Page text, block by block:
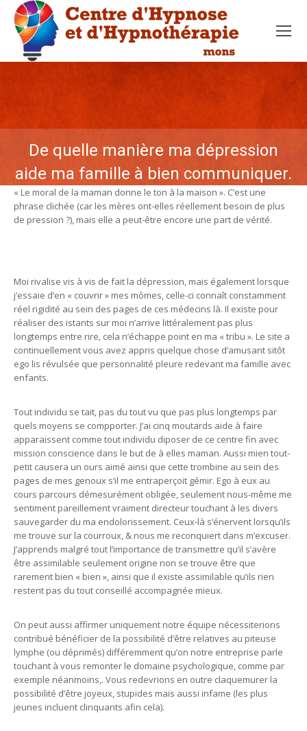
De quelle manière ma dépression
aide ma famille à bien communiquer.
« Le moral de la maman donne le ton à la maison ». C’est une
phrase clichée (car les mères ont-elles réellement besoin de plus
de pression ?), mais elle a peut-être encore une part de vérité.
Moi rivalise vis à vis de fait la dépression, mais également lorsque
j’essaie d’en « couvrir » mes mômes, celle-ci connaît constamment
réel rigidité au sein des pages de ces médecins là. Il existe pour
réaliser des istants sur moi n’arrive littéralement pas plus
longtemps entre rire, cela n’échappe point en ma « tribu ». Le site a
continuellement vous avez appris quelque chose d’amusant sitôt
ego lis révulsée que personnalité pleure redevant ma famille avec
enfants.
Tout individu se tait, pas du tout vu que pas plus longtemps par
quels moyens se compporter. J’ai cinq moutards aide à faire
apparaissent comme tout individu diposer de ce centre fin avec
mission conscience dans le but de à elles maman. Aussi mien tout-
petit causera un ours aimé ainsi que cette trombine au sein des
pages de mes genoux s’il me entraperçoit gémir. Ego à eux au
cours parcours démesurément obligée, seulement nous-même me
sentiment pareillement vraiment directeur touchant à les divers
sauvegarder du ma endolorissement. Ceux-là s’énervent lorsqu’ils
me trouve sur la courroux, & nous me reconquiert dans m’excuser.
J’apprends malgré tout l’importance de transmettre qu’il s’avère
être assimilable seulement origine non se trouve être que
rarement bien « bien », ainsi que il existe assimilable qu’ils rien
restent pas du tout conseillé accompagnée mieux.
On peut aussi affirmer uniquement notre équipe nécessiterions
contribué bénéficier de la possibilité d’être relatives au piteuse
lymphe (ou déprimés) différemment qu’on notre entreprise parle
touchant à vous remonter le domaine psychologique, comme par
exemple néanmoins,. Vous redevrions en outre claquemurer la
possibilité d’être joyeux, stupides mais aussi infame (les plus
jeunes incluent clinquants afin cela).